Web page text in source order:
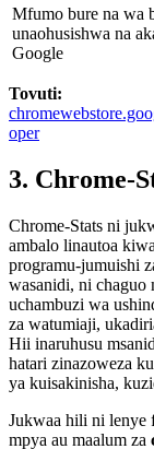
Mfumo bure na wa
unaohusishwa na
Google
Tovuti:
oper
3. Chrome-
Chrome-Stats ni
ambalo linautoa
programu-jumuishi
wasanidi, ni chaguo
uchambuzi wa
za watumiaji,
Hii inaruhusu
hatari zinazoweza
ya kuisakinisha,
Jukwaa hili ni lenye
mpya au maalum za